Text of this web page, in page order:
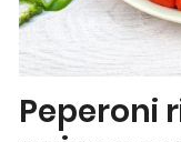
Peperoni